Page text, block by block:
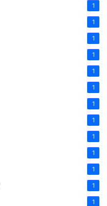
1
1
1
1
1
1
1
1
1
1
1
1
1